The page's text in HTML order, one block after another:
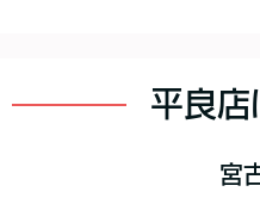
平良店
宮